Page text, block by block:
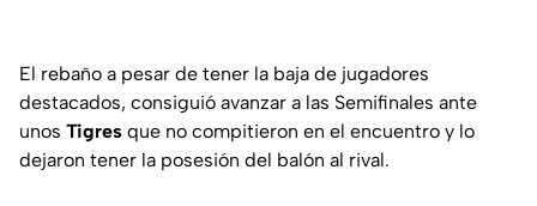
El rebaño a pesar de tener la baja de jugadores
destacados, consiguió avanzar a las Semifinales ante
unos Tigres que no compitieron en el encuentro y lo
dejaron tener la posesión del balón al rival.